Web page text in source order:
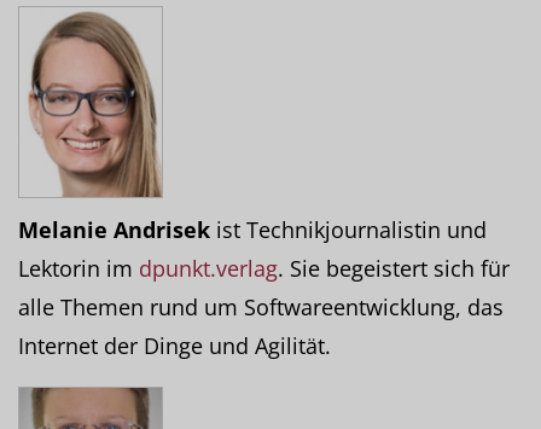
Melanie Andrisek ist Technikjournalistin und
Lektorin im dpunkt.verlag. Sie begeistert sich für
alle Themen rund um Softwareentwicklung, das
Internet der Dinge und Agilität.